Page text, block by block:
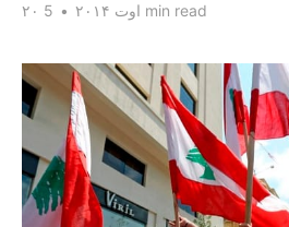
۲۰ اوت ۲۰۱۴ • 5 min read